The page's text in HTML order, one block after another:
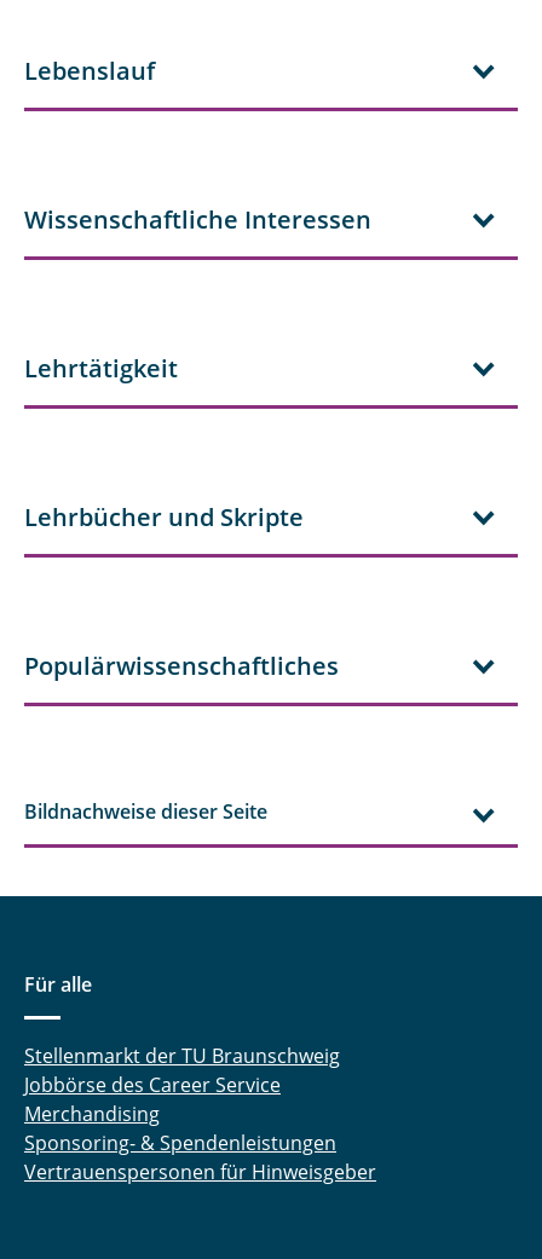
Lebenslauf
Wissenschaftliche Interessen
Lehrtätigkeit
Lehrbücher und Skripte
Populärwissenschaftliches
Bildnachweise dieser Seite
Für alle
Stellenmarkt der TU Braunschweig
Jobbörse des Career Service
Merchandising
Sponsoring- & Spendenleistungen
Vertrauenspersonen für Hinweisgeber